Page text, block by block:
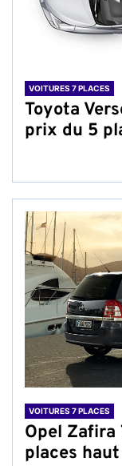
VOITURES 7 PLACES
Toyota
prix du 5
VOITURES 7 PLACES
Opel Zafira
places